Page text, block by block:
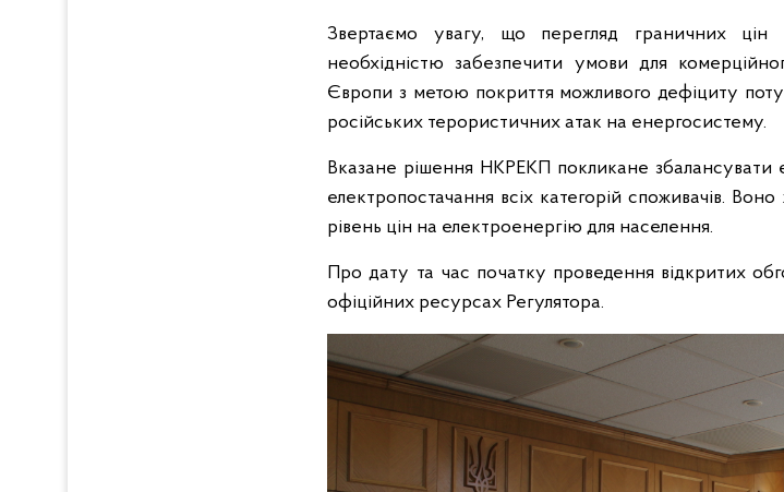
Звертаємо увагу, що перегляд граничних цін
необхідністю забезпечити умови для
Європи з метою покриття можливого дефіциту
російських терористичних атак на енергосистему.
Вказане рішення НКРЕКП покликане збалансувати
електропостачання всіх категорій споживачів.
рівень цін на електроенергію для населення.
Про дату та час початку проведення відкритих
офіційних ресурсах Регулятора.